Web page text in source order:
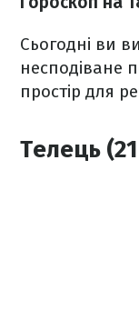
Сьогодні ви
несподіване
простір для
Телець